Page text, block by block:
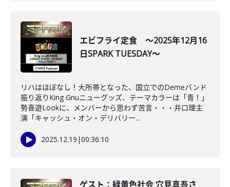
エビフライ定食 ～2025年12月16
日SPARK TUESDAY～
リハはほぼなし！大所帯となった、国立でのDemeバンド
振り返りKing Gnuニューグッズ、テーマカラーは「青！」
勢喜遊Lookに、メンバーから思わず苦言・・・井口理主
演「キャッシュ・オン・デリバリー...
2025.12.19 |00:36:10
ゲスト：緑黄色社会 穴見真吾さ